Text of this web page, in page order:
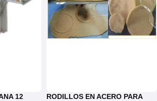
12
RODILLOS EN ACERO PARA